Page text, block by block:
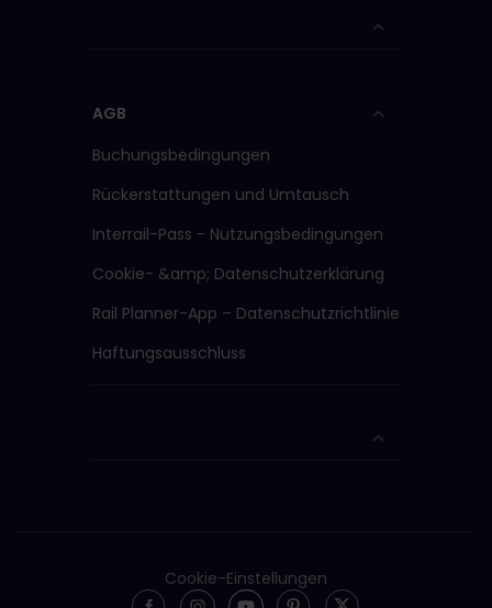
AGB
Buchungsbedingungen
Rückerstattungen und Umtausch
Interrail-Pass - Nutzungsbedingungen
Cookie- &amp; Datenschutzerklärung
Rail Planner-App – Datenschutzrichtlinie
Haftungsausschluss
Cookie-Einstellungen